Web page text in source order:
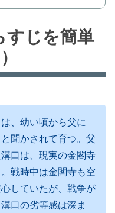
すじを簡単
、幼い頃から父に
聞かされて育つ。父
口は、現実の金閣寺
戦時中は金閣寺も空
していたが、戦争が
口の劣等感は深ま